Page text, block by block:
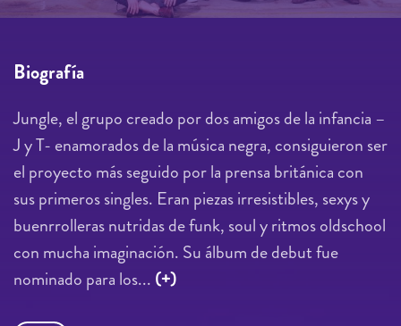
Biografía
Jungle, el grupo creado por dos amigos de la infancia –
J y T- enamorados de la música negra, consiguieron ser
el proyecto más seguido por la prensa británica con
sus primeros singles. Eran piezas irresistibles, sexys y
buenrrolleras nutridas de funk, soul y ritmos oldschool
con mucha imaginación. Su álbum de debut fue
nominado para los... (+)